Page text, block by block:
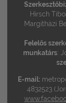
Hirsch
Margitházi
Felelős
munkatárs:
E-mail:
4832523